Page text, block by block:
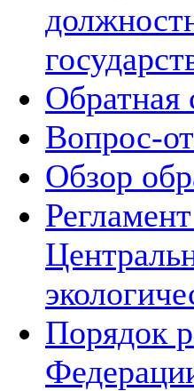
Обратная
Вопрос-
Обзор
Порядок